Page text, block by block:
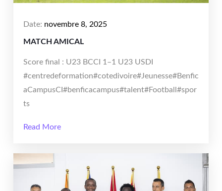
Date: novembre 8, 2025
MATCH AMICAL
Score final : U23 BCCI 1–1 U23 USDI
#centredeformation#cotedivoire#Jeunesse#Benfic
aCampusCI#benficacampus#talent#Football#spor
ts
Read More